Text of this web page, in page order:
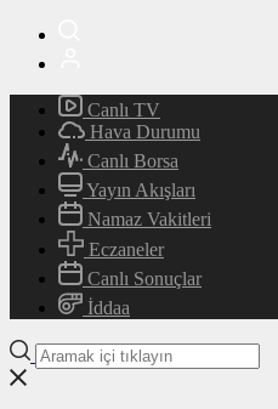
Canlı TV
Hava Durumu
Canlı Borsa
Yayın Akışları
Namaz Vakitleri
Eczaneler
Canlı Sonuçlar
İddaa